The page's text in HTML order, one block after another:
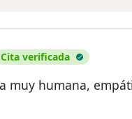
Cita verificada
muy humana,